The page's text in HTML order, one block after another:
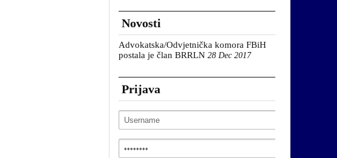
Novosti
Advokatska/Odvjetnička komora FBiH
postala je član BRRLN 28 Dec 2017
Prijava